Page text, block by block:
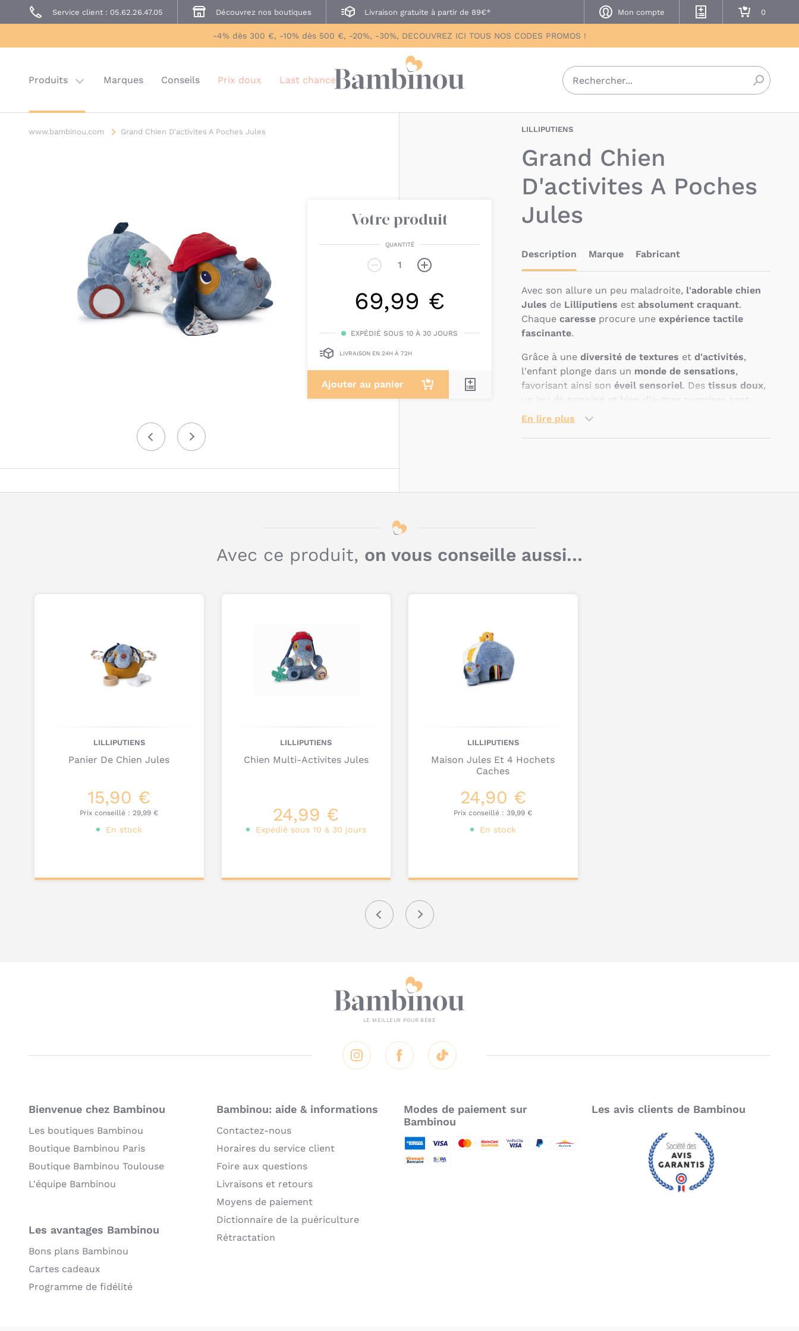
Service client : 05.62.26.47.05 Découvrez nos boutiques Livraison gratuite à partir de 89€* Mon compte
Mes listes de naissance
Mon panier
-4% dès 300 €, -10% dès 500 €, -20%, -30%, DECOUVREZ ICI TOUS NOS CODES PROMOS !
Produits
Prêt à Porter
Last chance
Marques Conseils Prix doux Last chance
www.bambinou.com Grand Chien D'activites A Poches Jules
PrécédentSuivant
LILLIPUTIENS
Grand Chien
D'activites A Poches
Jules
Votre produit
QUANTITÉ
69,99 €
EXPÉDIÉ SOUS 10 À 30 JOURS
LIVRAISON EN 24H À 72H
Ajouter au panier
Description Marque Fabricant
Avec son allure un peu maladroite, l'adorable chien
Jules de Lilliputiens est absolument craquant.
Chaque caresse procure une expérience tactile
fascinante.
Grâce à une diversité de textures et d'activités,
l'enfant plonge dans un monde de sensations,
favorisant ainsi son éveil sensoriel. Des tissus doux,
un jeu de popping et bien d'autres surprises sont
prêts à
être découverts
En plus d'être unélément décoratif, cechien
Quelles sont les
Poches Jules de Lilliputiens
En lire plus
Avec ce produit, on vous conseille aussi…
LILLIPUTIENS
Panier De Chien Jules
15,90 €
Prix conseillé : 29,99 €
En stock
LILLIPUTIENS
Chien Multi-Activites Jules
24,99 €
Expédié sous 10 à 30 jours
LILLIPUTIENS
Maison Jules Et 4 Hochets
Caches
24,90 €
Prix conseillé : 39,99 €
En stock
PrécédentSuivant
Instagram Facebook Tik Tok
Bienvenue chez Bambinou
Les boutiques Bambinou
Boutique Bambinou Paris
Boutique Bambinou Toulouse
L'équipe Bambinou
Les avantages Bambinou
Bons plans Bambinou
Cartes cadeaux
Programme de fidélité
Bambinou: aide & informations
Contactez-nous
Horaires du service client
Foire aux questions
Livraisons et retours
Moyens de paiement
Dictionnaire de la puériculture
Rétractation
Modes de paiement sur
Bambinou
American Express
Visa
Les avis clients de Bambinou